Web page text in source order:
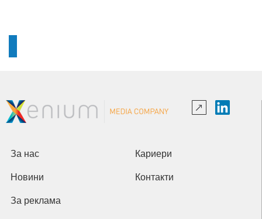
За нас Кариери
Новини Контакти
За реклама